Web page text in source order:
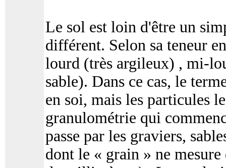
Le sol est loin d'être un
différent. Selon sa teneur
lourd (très argileux) , mi-
sable). Dans ce cas, le
en soi, mais les particules
granulométrie qui
passe par les graviers,
dont le « grain » ne